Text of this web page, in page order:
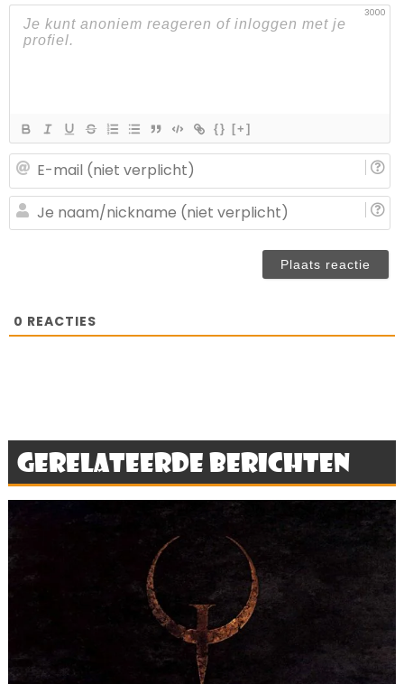
3000
{} [+]
0 REACTIES
Gerelateerde berichten